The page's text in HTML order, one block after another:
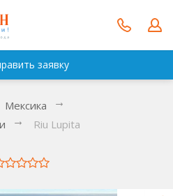
заявку
Мексика
Riu Lupita